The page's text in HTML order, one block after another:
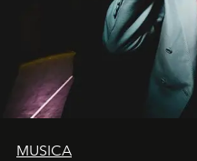
MUSICA